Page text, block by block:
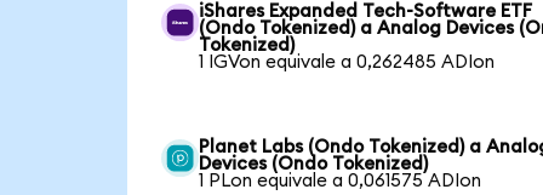
iShares Expanded Tech-Software ETF
(Ondo Tokenized) a Analog Devices
Tokenized)
1 IGVon equivale a 0,262485 ADIon
Planet Labs (Ondo Tokenized) a
Devices (Ondo Tokenized)
1 PLon equivale a 0,061575 ADIon